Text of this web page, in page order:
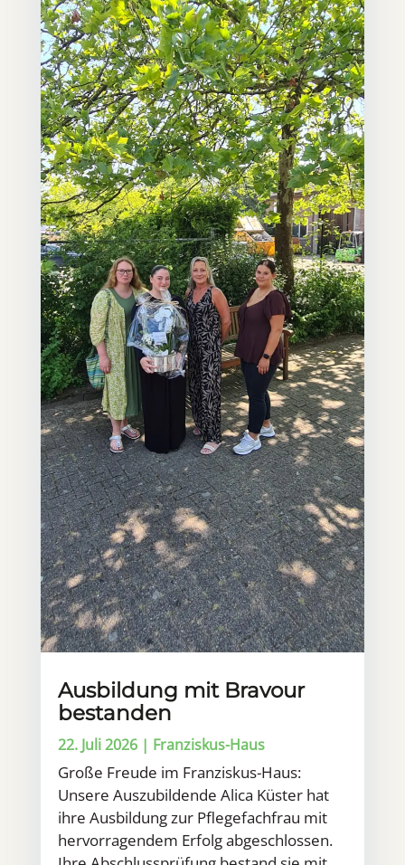
Ausbildung mit Bravour
bestanden
22. Juli 2026| Franziskus-Haus
Große Freude im Franziskus-Haus:
Unsere Auszubildende Alica Küster hat
ihre Ausbildung zur Pflegefachfrau mit
hervorragendem Erfolg abgeschlossen.